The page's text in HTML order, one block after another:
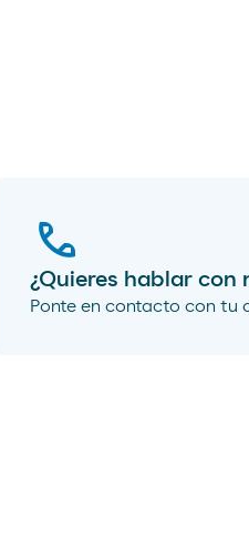
¿Quieres hablar con
Ponte en contacto con tu